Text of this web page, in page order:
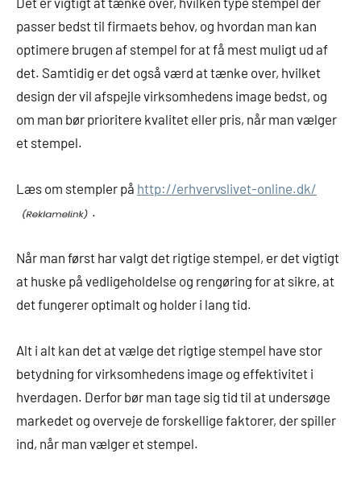
passer bedst til firmaets behov, og hvordan man kan
optimere brugen af stempel for at få mest muligt ud af
det. Samtidig er det også værd at tænke over, hvilket
design der vil afspejle virksomhedens image bedst, og
om man bør prioritere kvalitet eller pris, når man vælger
et stempel.
Læs om stempler på http://erhvervslivet-online.dk/
.
Når man først har valgt det rigtige stempel, er det vigtigt
at huske på vedligeholdelse og rengøring for at sikre, at
det fungerer optimalt og holder i lang tid.
Alt i alt kan det at vælge det rigtige stempel have stor
betydning for virksomhedens image og effektivitet i
hverdagen. Derfor bør man tage sig tid til at undersøge
markedet og overveje de forskellige faktorer, der spiller
ind, når man vælger et stempel.